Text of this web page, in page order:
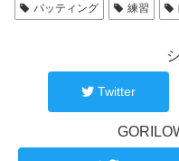
バッティング 練習
Twitter